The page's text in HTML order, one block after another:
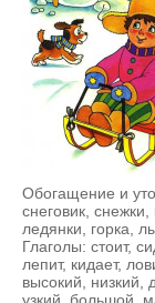
Обогащение и
снеговик, снежки,
ледянки, горка,
Глаголы: стоит,
лепит, кидает,
высокий, низкий,